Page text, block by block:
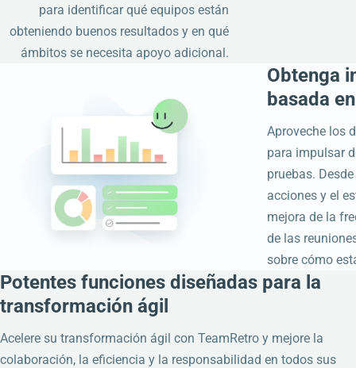
para identificar qué equipos están
obteniendo buenos resultados y en qué
ámbitos se necesita apoyo adicional.
Obtenga
basada
Aproveche los
para impulsar
pruebas.
acciones y el
mejora de la
de las
sobre cómo
Potentes funciones diseñadas para la
transformación ágil
Acelere su transformación ágil con TeamRetro y mejore la
colaboración, la eficiencia y la responsabilidad en todos sus